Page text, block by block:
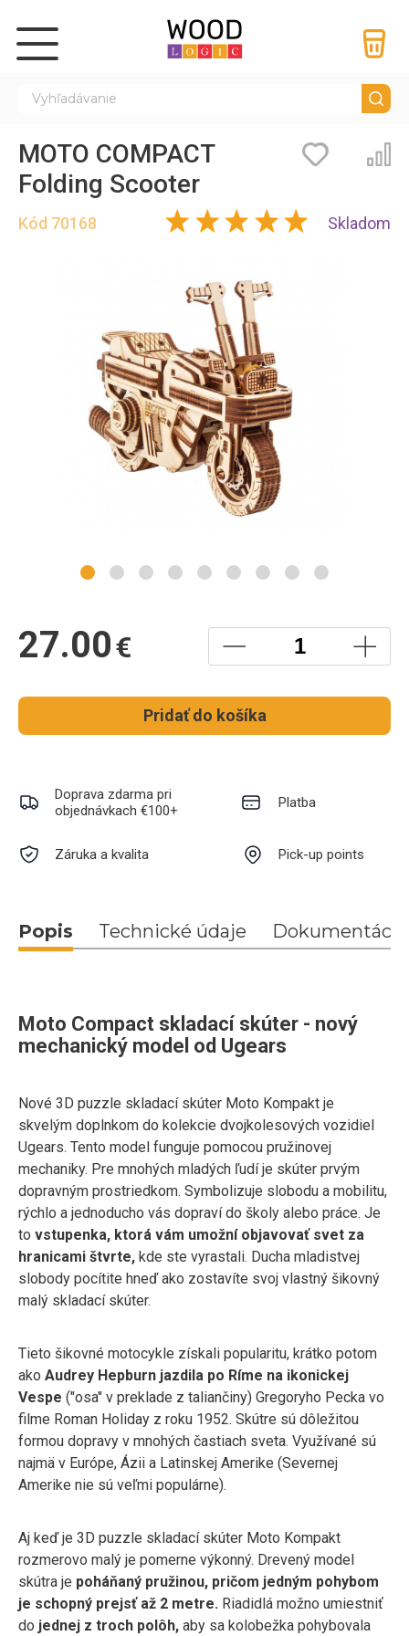
Kód 70168
MOTO COMPACT
Folding Scooter
Skladom
27.00€
Pridať do košíka
Záložky
Doprava zdarma pri
objednávkach €100+
Platba
Záruka a kvalita Pick-up points
Popis Technické údaje Dokumentácia
Moto Compact skladací skúter - nový
mechanický model od Ugears
Nové 3D puzzle skladací skúter Moto Kompakt je
skvelým doplnkom do kolekcie dvojkolesových vozidiel
Ugears. Tento model funguje pomocou pružinovej
mechaniky. Pre mnohých mladých ľudí je skúter prvým
dopravným prostriedkom. Symbolizuje slobodu a mobilitu,
rýchlo a jednoducho vás dopraví do školy alebo práce. Je
to vstupenka, ktorá vám umožní objavovať svet za
hranicami štvrte, kde ste vyrastali. Ducha mladistvej
slobody pocítite hneď ako zostavíte svoj vlastný šikovný
malý skladací skúter.
Tieto šikovné motocykle získali popularitu, krátko potom
ako Audrey Hepburn jazdila po Ríme na ikonickej
Vespe ("osa" v preklade z taliančiny) Gregoryho Pecka vo
filme Roman Holiday z roku 1952. Skútre sú dôležitou
formou dopravy v mnohých častiach sveta. Využívané sú
najmä v Európe, Ázii a Latinskej Amerike (Severnej
Amerike nie sú veľmi populárne).
Aj keď je 3D puzzle skladací skúter Moto Kompakt
rozmerovo malý je pomerne výkonný. Drevený model
skútra je poháňaný pružinou, pričom jedným pohybom
je schopný prejsť až 2 metre. Riadidlá možno umiestniť
do jednej z troch polôh, aby sa kolobežka pohybovala